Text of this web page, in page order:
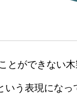
とができない
う表現にな